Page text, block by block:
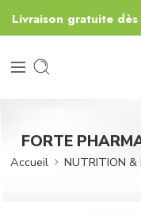
Livraison gratuite
FORTE
Accueil NUTRITION &